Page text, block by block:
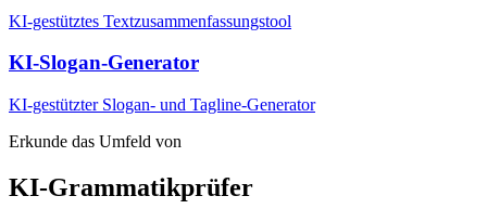
KI-gestütztes Textzusammenfassungstool
KI-Slogan-Generator
KI-gestützter Slogan- und Tagline-Generator
Erkunde das Umfeld von
KI-Grammatikprüfer